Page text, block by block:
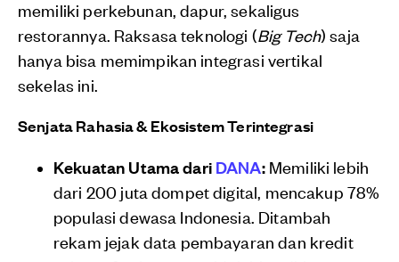
memiliki perkebunan, dapur, sekaligus
restorannya. Raksasa teknologi (Big Tech) saja
hanya bisa memimpikan integrasi vertikal
sekelas ini.
Senjata Rahasia & Ekosistem Terintegrasi
Kekuatan Utama dariDANA:Memiliki lebih
dari 200 juta dompet digital, mencakup 78%
populasi dewasa Indonesia. Ditambah
rekam jejak data pembayaran dan kredit